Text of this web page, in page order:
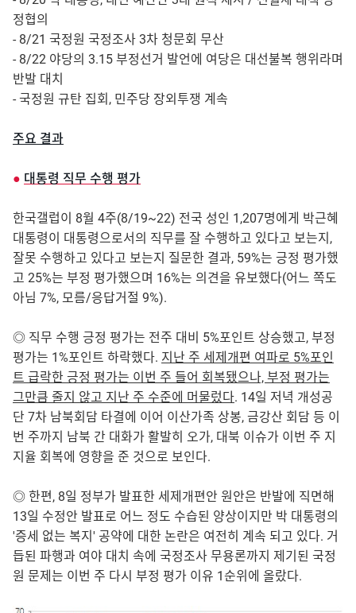
정협의
- 8/21 국정원 국정조사 3차 청문회 무산
- 8/22 야당의 3.15 부정선거 발언에 여당은 대선불복 행위라며
반발 대치
- 국정원 규탄 집회, 민주당 장외투쟁 계속
주요 결과
● 대통령 직무 수행 평가
한국갤럽이 8월 4주(8/19~22) 전국 성인 1,207명에게 박근혜
대통령이 대통령으로서의 직무를 잘 수행하고 있다고 보는지,
잘못 수행하고 있다고 보는지 질문한 결과, 59%는 긍정 평가했
고 25%는 부정 평가했으며 16%는 의견을 유보했다(어느 쪽도
아님 7%, 모름/응답거절 9%).
◎ 직무 수행 긍정 평가는 전주 대비 5%포인트 상승했고, 부정
평가는 1%포인트 하락했다. 지난 주 세제개편 여파로 5%포인
트 급락한 긍정 평가는 이번 주 들어 회복됐으나, 부정 평가는
그만큼 줄지 않고 지난 주 수준에 머물렀다. 14일 저녁 개성공
단 7차 남북회담 타결에 이어 이산가족 상봉, 금강산 회담 등 이
번 주까지 남북 간 대화가 활발히 오가, 대북 이슈가 이번 주 지
지율 회복에 영향을 준 것으로 보인다.
◎ 한편, 8일 정부가 발표한 세제개편안 원안은 반발에 직면해
13일 수정안 발표로 어느 정도 수습된 양상이지만 박 대통령의
'증세 없는 복지' 공약에 대한 논란은 여전히 계속 되고 있다. 거
듭된 파행과 여야 대치 속에 국정조사 무용론까지 제기된 국정
원 문제는 이번 주 다시 부정 평가 이유 1순위에 올랐다.